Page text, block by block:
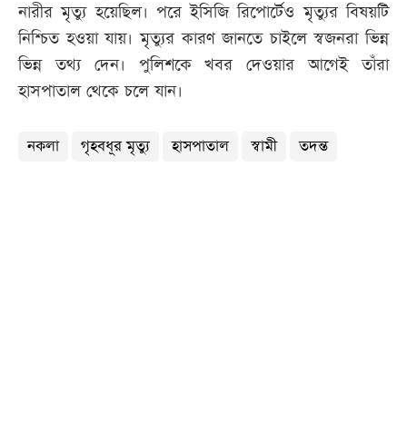
নারীর মৃত্যু হয়েছিল। পরে ইসিজি রিপোর্টেও মৃত্যুর বিষয়টি
নিশ্চিত হওয়া যায়। মৃত্যুর কারণ জানতে চাইলে স্বজনরা ভিন্ন
ভিন্ন তথ্য দেন। পুলিশকে খবর দেওয়ার আগেই তাঁরা
হাসপাতাল থেকে চলে যান।
নকলা গৃহবধূর মৃত্যু হাসপাতাল স্বামী তদন্ত